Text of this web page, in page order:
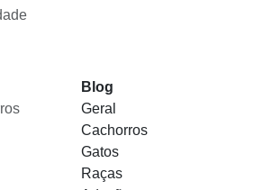
Blog
Geral
Cachorros
Gatos
Raças